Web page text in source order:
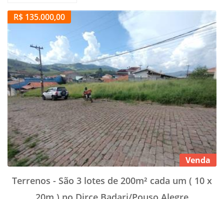
R$ 135.000,00
Venda
Terrenos - São 3 lotes de 200m² cada um ( 10 x